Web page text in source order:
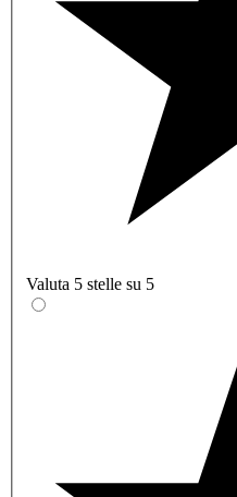
Valuta 5 stelle su 5